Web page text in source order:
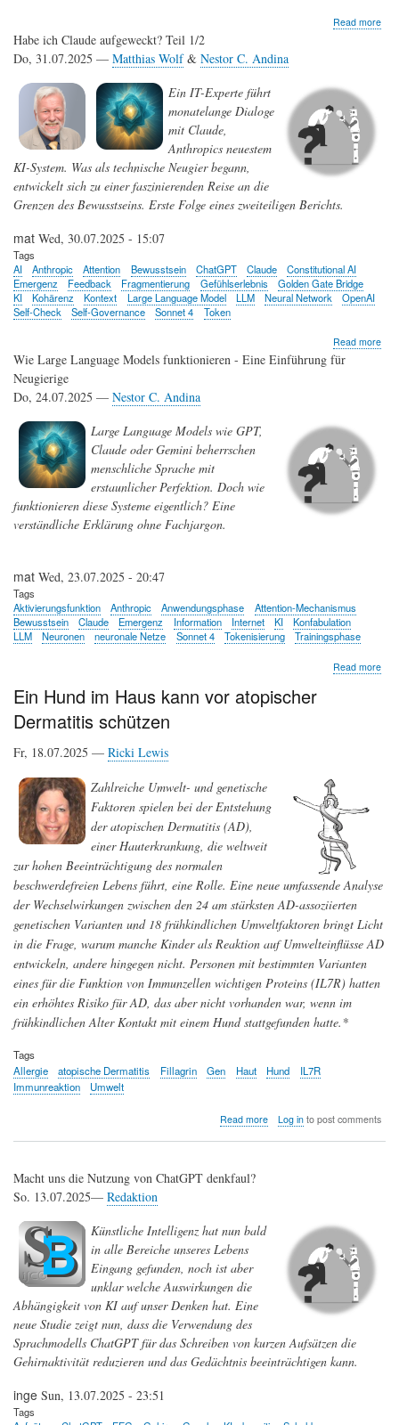
Read more
Habe ich Claude aufgeweckt? Teil 1/2
Do, 31.07.2025 — Matthias Wolf& Nestor C. Andina
Ein IT-Experte führt
monatelange Dialoge
mit Claude,
Anthropics neuestem
KI-System. Was als technische Neugier begann,
entwickelt sich zu einer faszinierenden Reise an die
Grenzen des Bewusstseins. Erste Folge eines zweiteiligen Berichts.
mat Wed, 30.07.2025 - 15:07
Tags
AI
Anthropic Attention Bewusstsein ChatGPT Claude
Constitutional AI
Emergenz
Feedback Fragmentierung Gefühlserlebnis
Golden Gate Bridge
KI
Kohärenz Kontext Large Language Model LLM Neural Network
OpenAI
Self-Check
Self-Governance Sonnet 4 Token
Read more
Wie Large Language Models funktionieren - Eine Einführung für
Neugierige
Do, 24.07.2025 — Nestor C. Andina
Large Language Models wie GPT,
Claude oder Gemini beherrschen
menschliche Sprache mit
erstaunlicher Perfektion. Doch wie
funktionieren diese Systeme eigentlich? Eine
verständliche Erklärung ohne Fachjargon.
mat Wed, 23.07.2025 - 20:47
Tags
Aktivierungsfunktion
Anthropic Anwendungsphase
Attention-Mechanismus
Bewusstsein
Claude Emergenz Information Internet KI
Konfabulation
LLM
Neuronen neuronale Netze Sonnet 4 Tokenisierung Trainingsphase
Read more
Ein Hund im Haus kann vor atopischer
Dermatitis schützen
Fr, 18.07.2025 — Ricki Lewis
Zahlreiche Umwelt- und genetische
Faktoren spielen bei der Entstehung
der atopischen Dermatitis (AD),
einer Hauterkrankung, die weltweit
zur hohen Beeinträchtigung des normalen
beschwerdefreien Lebens führt, eine Rolle. Eine neue umfassende Analyse
der Wechselwirkungen zwischen den 24 am stärksten AD-assoziierten
genetischen Varianten und 18 frühkindlichen Umweltfaktoren bringt Licht
in die Frage, warum manche Kinder als Reaktion auf Umwelteinflüsse AD
entwickeln, andere hingegen nicht. Personen mit bestimmten Varianten
eines für die Funktion von Immunzellen wichtigen Proteins (IL7R) hatten
ein erhöhtes Risiko für AD, das aber nicht vorhanden war, wenn im
frühkindlichen Alter Kontakt mit einem Hund stattgefunden hatte.*
Tags
Allergie
atopische Dermatitis Fillagrin Gen Haut Hund
IL7R
Immunreaktion
Umwelt
Read moreabout
Dermatitis
schützen
Log into post comments
Macht uns die Nutzung von ChatGPT denkfaul?
So. 13.07.2025— Redaktion
Künstliche Intelligenz hat nun bald
in alle Bereiche unseres Lebens
Eingang gefunden, noch ist aber
unklar welche Auswirkungen die
Abhängigkeit von KI auf unser Denken hat. Eine
neue Studie zeigt nun, dass die Verwendung des
Sprachmodells ChatGPT für das Schreiben von kurzen Aufsätzen die
Gehirnaktivität reduzieren und das Gedächtnis beeinträchtigen kann.
inge Sun, 13.07.2025 - 23:51
Tags